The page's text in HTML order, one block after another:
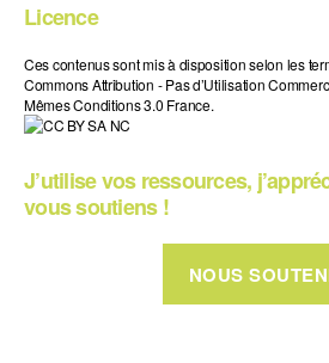
Licence
Ces contenus sont mis à disposition selon les
Commons Attribution - Pas d’Utilisation
Mêmes Conditions 3.0 France.
J’utilise vos ressources,
vous soutiens !
NOUS